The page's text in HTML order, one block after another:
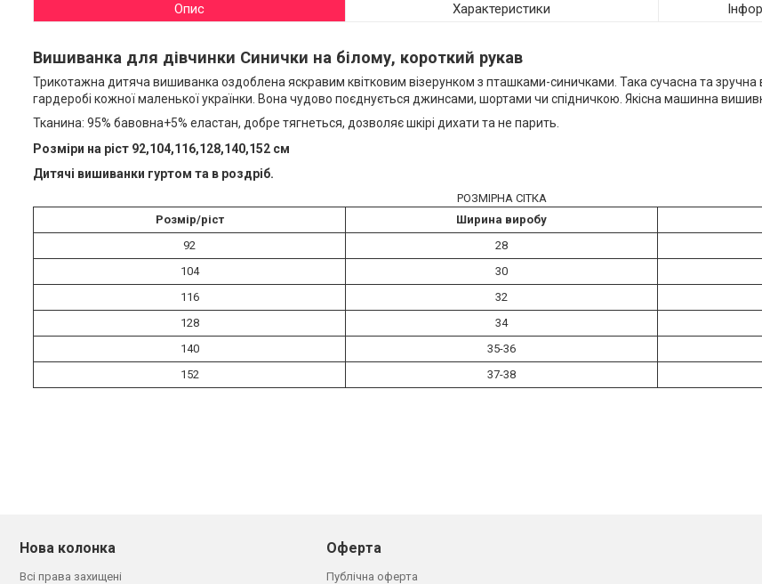
Опис Характеристики
Вишиванка для дівчинки Синички на білому, короткий рукав
Трикотажна дитяча вишиванка оздоблена яскравим квітковим візерунком з пташками-синичками. Така сучасна та
гардеробі кожної маленької українки. Вона чудово поєднується джинсами, шортами чи спідничкою. Якісна машинна
Тканина: 95% бавовна+5% еластан, добре тягнеться, дозволяє шкірі дихати та не парить.
Розміри на ріст 92,104,116,128,140,152 см
Дитячі вишиванки гуртом та в роздріб.
РОЗМІРНА СІТКА
Розмір/ріст
Ширина виробу
92
28
104
30
116
32
128
34
140
35-36
152
37-38
Нова колонка
Всі права захищені
Оферта
Публічна оферта